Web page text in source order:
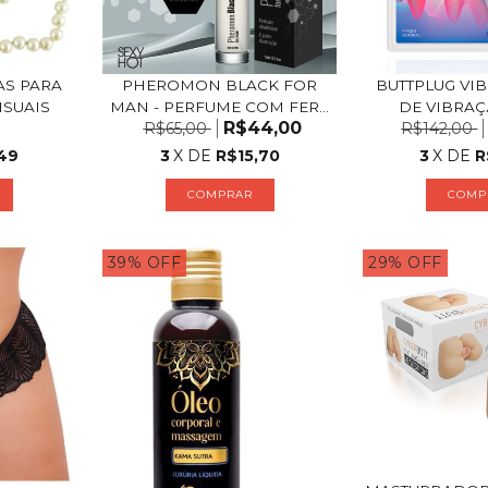
PARA
PHEROMON BLACK FOR
MAN - PERFUME COM FER...
R$65,00 R$44,00
3X DE R$15,70
BUTTPLUG
DE
R$142,00
3X DE
39% OFF 29% OFF